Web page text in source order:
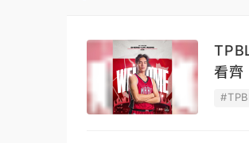
看齊